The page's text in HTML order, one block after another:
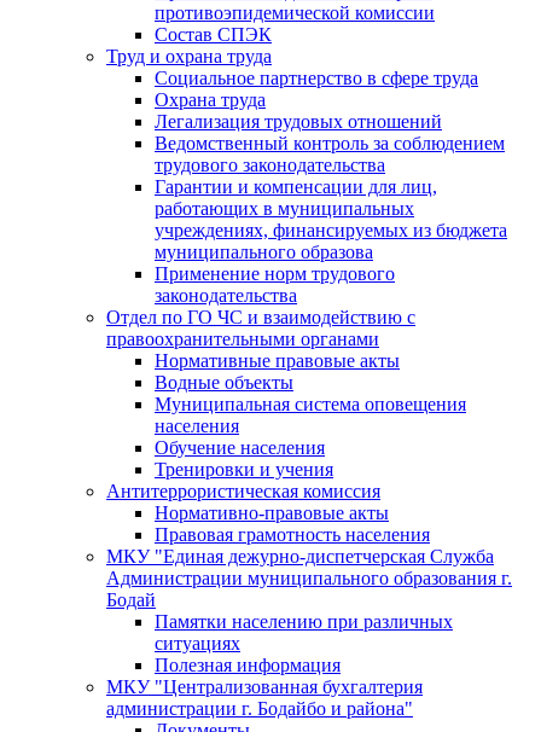
противоэпидемической комиссии
Состав СПЭК
Труд и охрана труда
Социальное партнерство в сфере труда
Охрана труда
Легализация трудовых отношений
Ведомственный контроль за соблюдением
трудового законодательства
Гарантии и компенсации для лиц,
работающих в муниципальных
учреждениях, финансируемых из бюджета
муниципального образова
Применение норм трудового
законодательства
Отдел по ГО ЧС и взаимодействию с
правоохранительными органами
Нормативные правовые акты
Водные объекты
Муниципальная система оповещения
населения
Обучение населения
Тренировки и учения
Антитеррористическая комиссия
Нормативно-правовые акты
Правовая грамотность населения
МКУ "Единая дежурно-диспетчерская Служба
Администрации муниципального образования г.
Бодай
Памятки населению при различных
ситуациях
Полезная информация
МКУ "Централизованная бухгалтерия
администрации г. Бодайбо и района"